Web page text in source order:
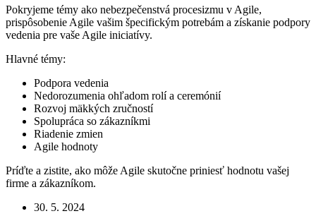
Pokryjeme témy ako nebezpečenstvá procesizmu v Agile,
prispôsobenie Agile vašim špecifickým potrebám a získanie podpory
vedenia pre vaše Agile iniciatívy.
Hlavné témy:
Podpora vedenia
Nedorozumenia ohľadom rolí a ceremónií
Rozvoj mäkkých zručností
Spolupráca so zákazníkmi
Riadenie zmien
Agile hodnoty
Príďte a zistite, ako môže Agile skutočne priniesť hodnotu vašej
firme a zákazníkom.
30. 5. 2024